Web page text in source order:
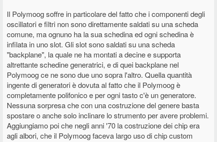
Il Polymoog soffre in particolare del fatto che i componenti degli
oscillatori e filtri non sono direttamente saldati su una scheda
comune, ma ognuno ha la sua schedina ed ogni schedina è
infilata in uno slot. Gli slot sono saldati su una scheda
"backplane", la quale ne ha montati a decine e supporta
altrettante schedine generatrici, e di quei backplane nel
Polymoog ce ne sono due uno sopra l'altro. Quella quantità
ingente di generatori è dovuta al fatto che il Polymoog è
completamente polifonico e per ogni tasto c'è un generatore.
Nessuna sorpresa che con una costruzione del genere basta
spostare o anche solo inclinare lo strumento per avere problemi.
Aggiungiamo poi che negli anni '70 la costruzione dei chip era
agli albori, che il Polymoog faceva largo uso di chip custom